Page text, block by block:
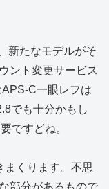
新たなモデルがそ
ント変更サービス
C一眼レフは
でも十分かもし
ですどね。
まくります。不思